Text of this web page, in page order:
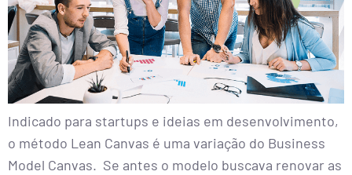
Indicado para startups e ideias em desenvolvimento,
o método Lean Canvas é uma variação do Business
Model Canvas. Se antes o modelo buscava renovar as